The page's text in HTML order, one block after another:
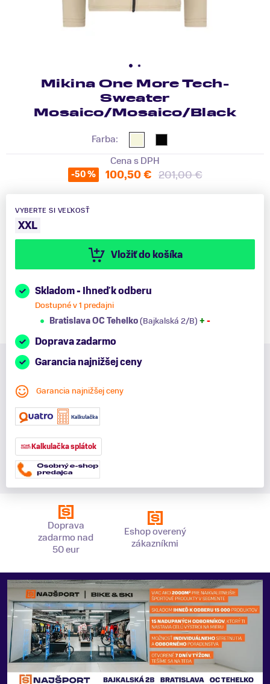
Mikina One More Tech-
Sweater
Mosaico/Mosaico/Black
Farba:
Cena s DPH
-50 % 100,50 € 201,00 €
VYBERTE SI VEĽKOSŤ
XXL
Vložiť do košíka
Skladom - Ihneď k odberu
Dostupné v 1 predajni
Bratislava OC Tehelko(Bajkalská 2/B) + -
Doprava zadarmo
Garancia najnižšej ceny
Garancia najnižšej ceny
Kalkulačka splátok
Doprava
zadarmo nad
50 eur
Eshop overený
zákazníkmi